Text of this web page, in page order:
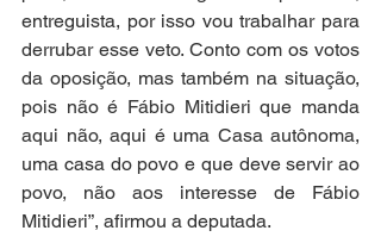
entreguista, por isso vou trabalhar para
derrubar esse veto. Conto com os votos
da oposição, mas também na situação,
pois não é Fábio Mitidieri que manda
aqui não, aqui é uma Casa autônoma,
uma casa do povo e que deve servir ao
povo, não aos interesse de Fábio
Mitidieri”, afirmou a deputada.